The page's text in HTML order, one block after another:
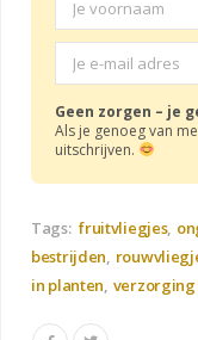
Geen zorgen – je
Als je genoeg van
uitschrijven.
Tags: fruitvliegjes
bestrijden
in planten verzorging